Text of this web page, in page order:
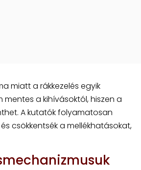
miatt a rákkezelés egyik
a kihívásoktól, hiszen a
A kutatók folyamatosan
csökkentsék a mellékhatásokat,